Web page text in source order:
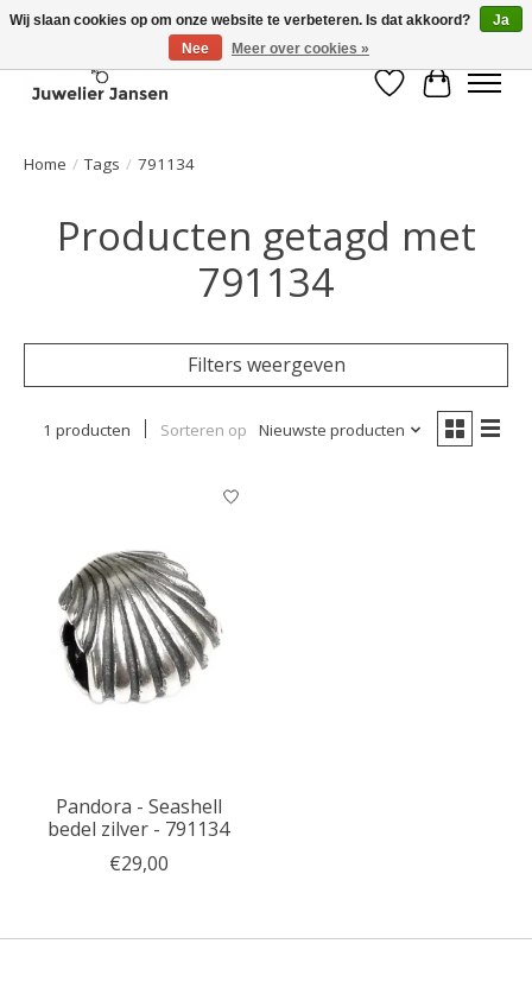
Verlanglijst
Home / Tags / 791134
Producten getagd met
791134
Filters weergeven
1 producten Sorteren op Nieuwste producten
Pandora - Seashell
bedel zilver - 791134
€29,00
Wij slaan cookies op om onze website te verbeteren. Is dat akkoord?
Ja
Nee
Meer over cookies »